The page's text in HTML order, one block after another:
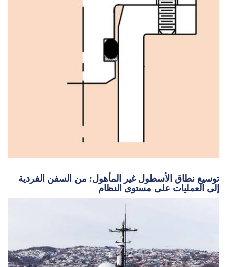
توسيع نطاق الأسطول غير المأهول: من السفن الفردية
إلى العمليات على مستوى النظام